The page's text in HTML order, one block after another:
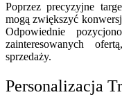
Poprzez precyzyjne
mogą zwiększyć
Odpowiednie
zainteresowanych
sprzedaży.
Personalizacja